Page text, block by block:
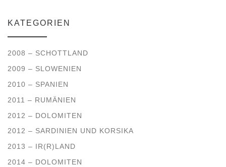
KATEGORIEN
2008 – SCHOTTLAND
2009 – SLOWENIEN
2010 – SPANIEN
2011 – RUMÄNIEN
2012 – DOLOMITEN
2012 – SARDINIEN UND KORSIKA
2013 – IR(R)LAND
2014 – DOLOMITEN